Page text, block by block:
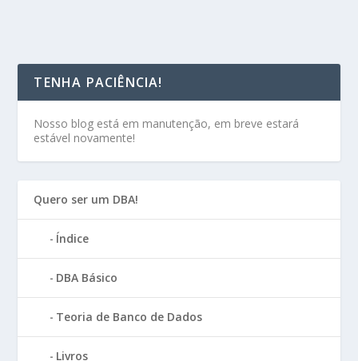
TENHA PACIÊNCIA!
Nosso blog está em manutenção, em breve estará
estável novamente!
Quero ser um DBA!
Índice
DBA Básico
Teoria de Banco de Dados
Livros